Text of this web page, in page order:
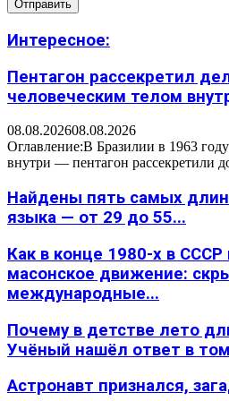
Интересное:
Пентагон рассекретил
человеческим телом
08.08.202608.08.2026
Оглавление:В Бразилии в 1963
внутри — пентагон рассекретили
Найдены пять самых
языка — от 29 до 55...
Как в конце 1980-х в СССР
масонское движение:
международные...
Почему в детстве лето
Учёный нашёл ответ в
Астронавт признался,